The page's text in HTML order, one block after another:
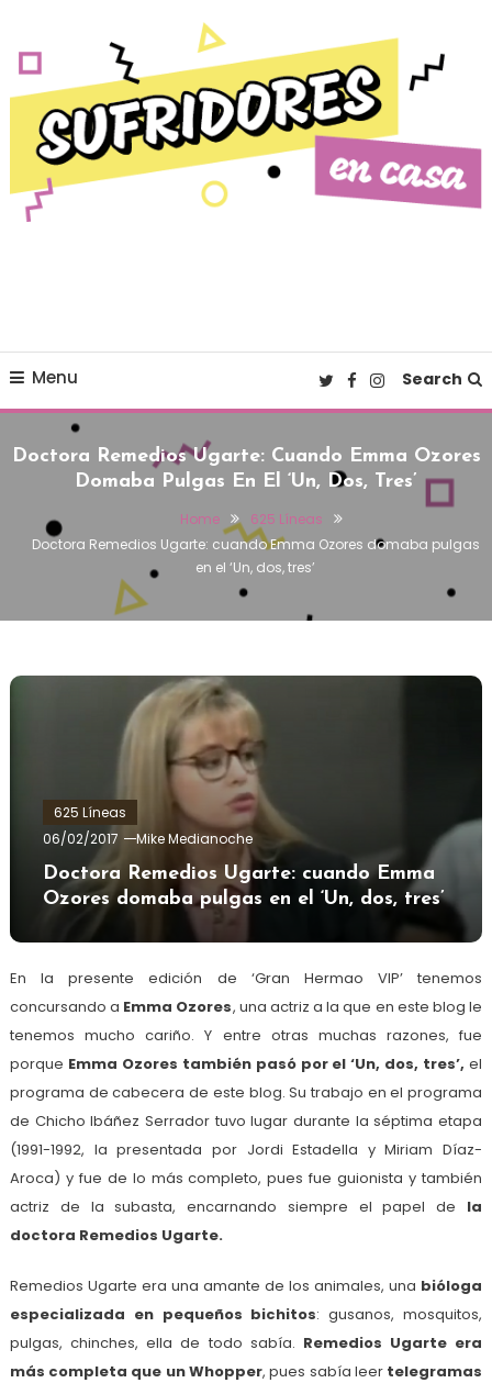
Menu Search
Doctora Remedios Ugarte: Cuando Emma Ozores
Domaba Pulgas En El ‘Un, Dos, Tres’
Home
625 Líneas
Doctora Remedios Ugarte: cuando Emma Ozores domaba pulgas
en el ‘Un, dos, tres’
625 Líneas
06/02/2017
Mike Medianoche
Doctora Remedios Ugarte: cuando Emma
Ozores domaba pulgas en el ‘Un, dos, tres’
En la presente edición de ‘Gran Hermao VIP’ tenemos
concursando a Emma Ozores, una actriz a la que en este blog le
tenemos mucho cariño. Y entre otras muchas razones, fue
porque Emma Ozores también pasó por el ‘Un, dos, tres’, el
programa de cabecera de este blog. Su trabajo en el programa
de Chicho Ibáñez Serrador tuvo lugar durante la séptima etapa
(1991-1992, la presentada por Jordi Estadella y Miriam Díaz-
Aroca) y fue de lo más completo, pues fue guionista y también
actriz de la subasta, encarnando siempre el papel de la
doctora Remedios Ugarte.
Remedios Ugarte era una amante de los animales, una bióloga
especializada en pequeños bichitos: gusanos, mosquitos,
pulgas, chinches, ella de todo sabía. Remedios Ugarte era
más completa que un Whopper, pues sabía leer telegramas